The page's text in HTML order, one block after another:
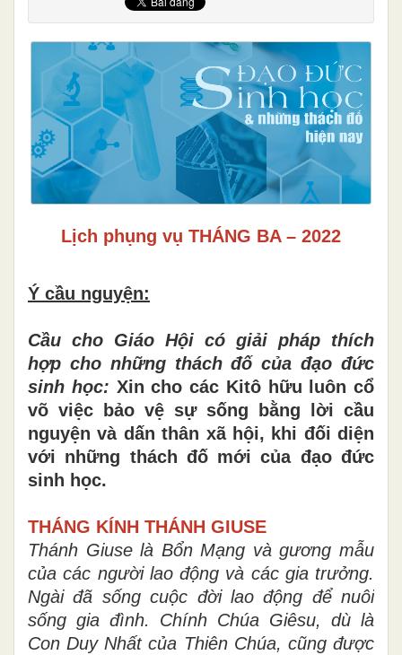
Lịch phụng vụ THÁNG BA – 2022
Ý cầu nguyện:
Cầu cho Giáo Hội có giải pháp thích
hợp cho những thách đố của đạo đức
sinh học: Xin cho các Kitô hữu luôn cổ
võ việc bảo vệ sự sống bằng lời cầu
nguyện và dấn thân xã hội, khi đối diện
với những thách đố mới của đạo đức
sinh học.
THÁNG KÍNH THÁNH GIUSE
Thánh Giuse là Bổn Mạng và gương mẫu
của các người lao động và các gia trưởng.
Ngài đã sống cuộc đời lao động để nuôi
sống gia đình. Chính Chúa Giêsu, dù là
Con Duy Nhất của Thiên Chúa, cũng được